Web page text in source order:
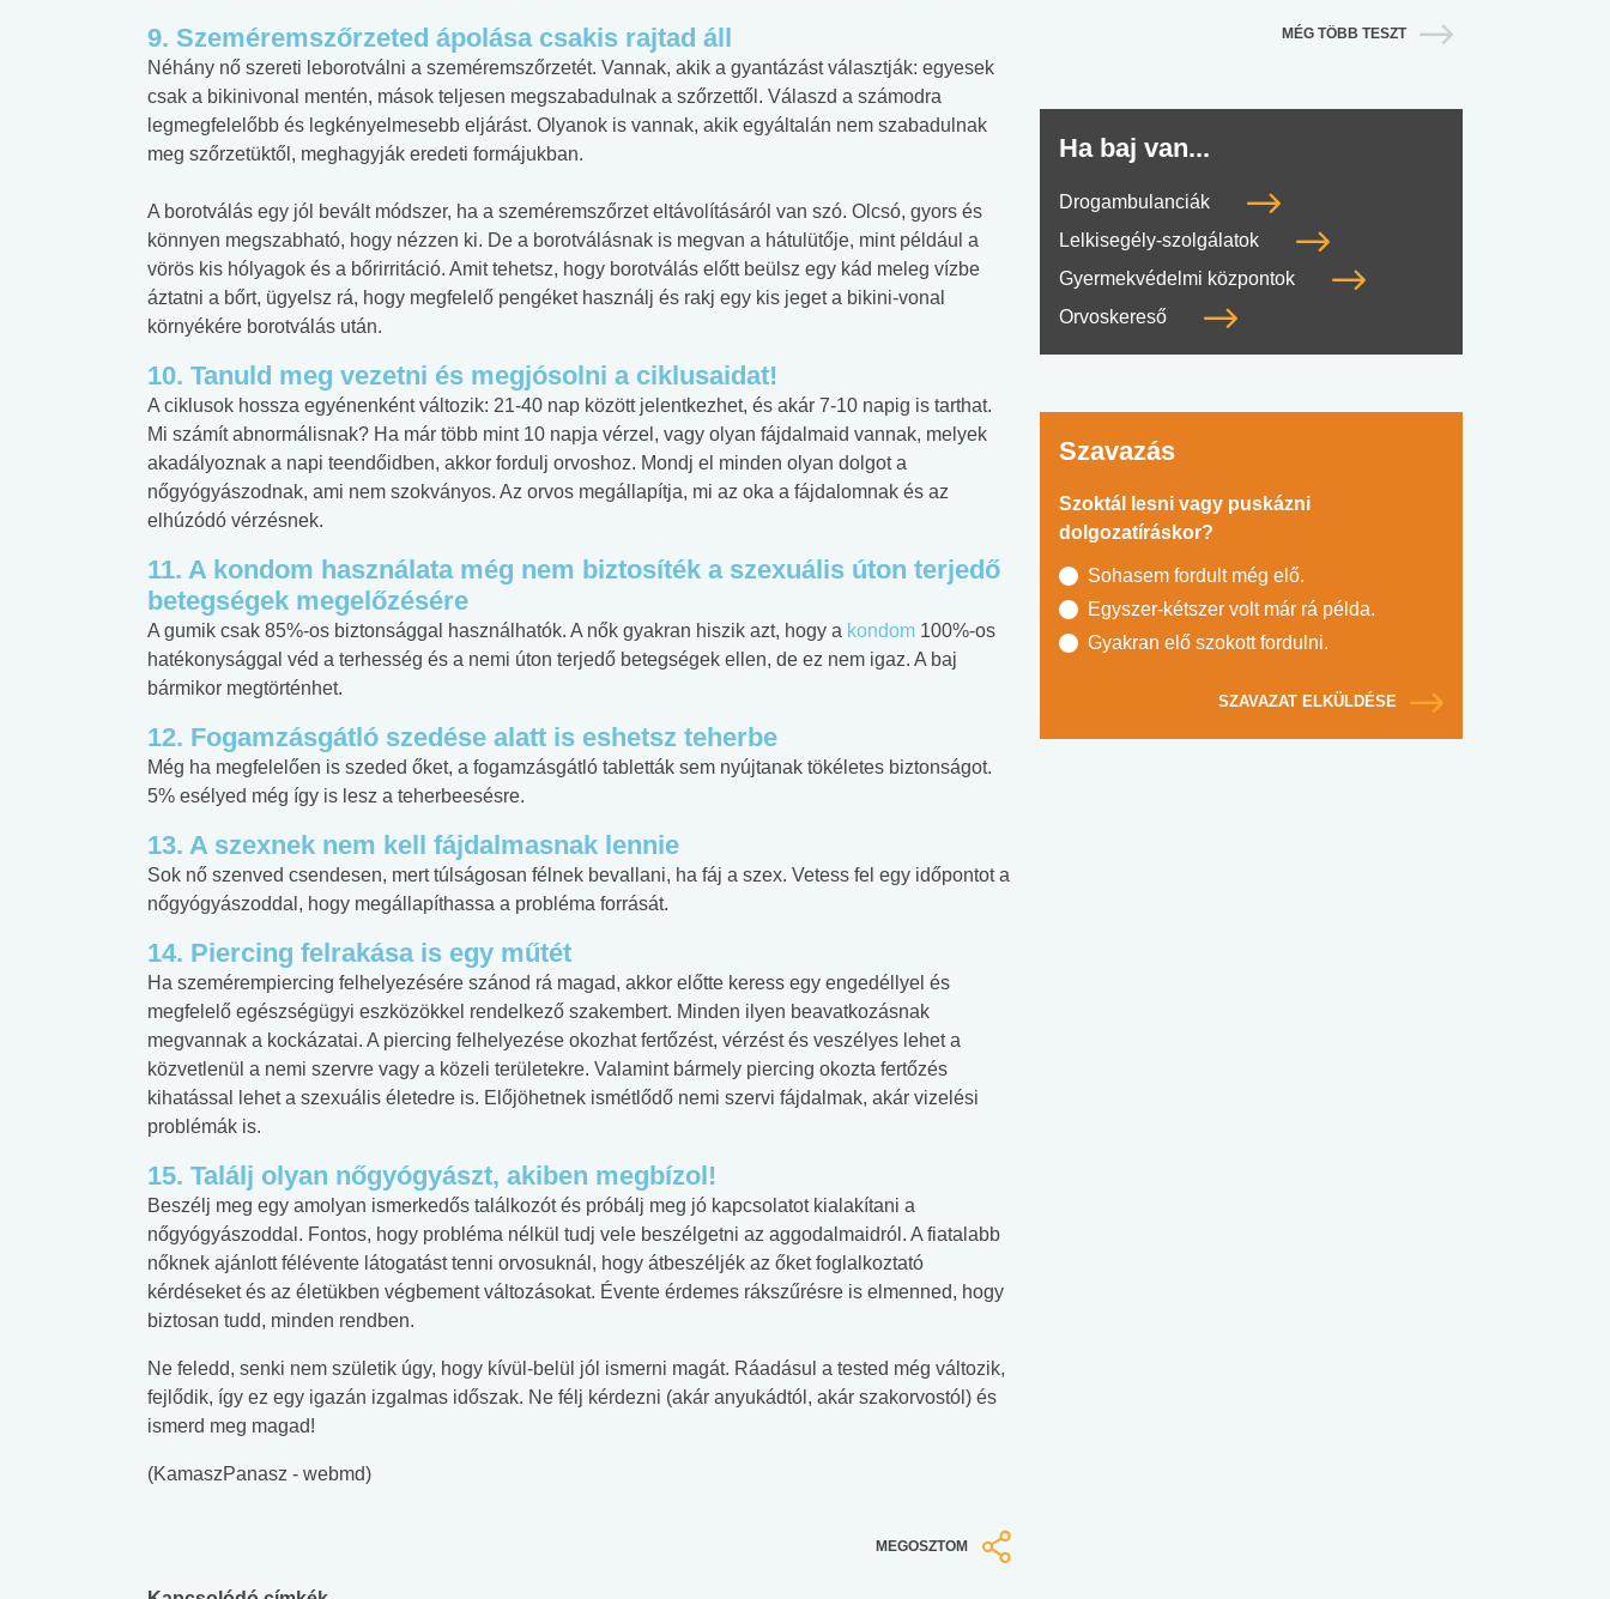
9. Szeméremszőrzeted ápolása csakis rajtad áll
Néhány nő szereti leborotválni a szeméremszőrzetét. Vannak, akik a gyantázást választják: egyesek
csak a bikinivonal mentén, mások teljesen megszabadulnak a szőrzettől. Válaszd a számodra
legmegfelelőbb és legkényelmesebb eljárást. Olyanok is vannak, akik egyáltalán nem szabadulnak
meg szőrzetüktől, meghagyják eredeti formájukban.
A borotválás egy jól bevált módszer, ha a szeméremszőrzet eltávolításáról van szó. Olcsó, gyors és
könnyen megszabható, hogy nézzen ki. De a borotválásnak is megvan a hátulütője, mint például a
vörös kis hólyagok és a bőrirritáció. Amit tehetsz, hogy borotválás előtt beülsz egy kád meleg vízbe
áztatni a bőrt, ügyelsz rá, hogy megfelelő pengéket használj és rakj egy kis jeget a bikini-vonal
környékére borotválás után.
10. Tanuld meg vezetni és megjósolni a ciklusaidat!
A ciklusok hossza egyénenként változik: 21-40 nap között jelentkezhet, és akár 7-10 napig is tarthat.
Mi számít abnormálisnak? Ha már több mint 10 napja vérzel, vagy olyan fájdalmaid vannak, melyek
akadályoznak a napi teendőidben, akkor fordulj orvoshoz. Mondj el minden olyan dolgot a
nőgyógyászodnak, ami nem szokványos. Az orvos megállapítja, mi az oka a fájdalomnak és az
elhúzódó vérzésnek.
11. A kondom használata még nem biztosíték a szexuális úton terjedő
betegségek megelőzésére
A gumik csak 85%-os biztonsággal használhatók. A nők gyakran hiszik azt, hogy a kondom 100%-os
hatékonysággal véd a terhesség és a nemi úton terjedő betegségek ellen, de ez nem igaz. A baj
bármikor megtörténhet.
12. Fogamzásgátló szedése alatt is eshetsz teherbe
Még ha megfelelően is szeded őket, a fogamzásgátló tabletták sem nyújtanak tökéletes biztonságot.
5% esélyed még így is lesz a teherbeesésre.
13. A szexnek nem kell fájdalmasnak lennie
Sok nő szenved csendesen, mert túlságosan félnek bevallani, ha fáj a szex. Vetess fel egy időpontot a
nőgyógyászoddal, hogy megállapíthassa a probléma forrását.
14. Piercing felrakása is egy műtét
Ha szemérempiercing felhelyezésére szánod rá magad, akkor előtte keress egy engedéllyel és
megfelelő egészségügyi eszközökkel rendelkező szakembert. Minden ilyen beavatkozásnak
megvannak a kockázatai. A piercing felhelyezése okozhat fertőzést, vérzést és veszélyes lehet a
közvetlenül a nemi szervre vagy a közeli területekre. Valamint bármely piercing okozta fertőzés
kihatással lehet a szexuális életedre is. Előjöhetnek ismétlődő nemi szervi fájdalmak, akár vizelési
problémák is.
15. Találj olyan nőgyógyászt, akiben megbízol!
Beszélj meg egy amolyan ismerkedős találkozót és próbálj meg jó kapcsolatot kialakítani a
nőgyógyászoddal. Fontos, hogy probléma nélkül tudj vele beszélgetni az aggodalmaidról. A fiatalabb
nőknek ajánlott félévente látogatást tenni orvosuknál, hogy átbeszéljék az őket foglalkoztató
kérdéseket és az életükben végbement változásokat. Évente érdemes rákszűrésre is elmenned, hogy
biztosan tudd, minden rendben.
Ne feledd, senki nem születik úgy, hogy kívül-belül jól ismerni magát. Ráadásul a tested még változik,
fejlődik, így ez egy igazán izgalmas időszak. Ne félj kérdezni (akár anyukádtól, akár szakorvostól) és
ismerd meg magad!
(KamaszPanasz - webmd)
MEGOSZTOM
MÉG TÖBB TESZT
Ha baj van...
Drogambulanciák
Lelkisegély-szolgálatok
Gyermekvédelmi központok
Orvoskereső
Szavazás
Szoktál lesni vagy puskázni
dolgozatíráskor?
Sohasem fordult még elő.
Egyszer-kétszer volt már rá példa.
Gyakran elő szokott fordulni.
SZAVAZAT ELKÜLDÉSE